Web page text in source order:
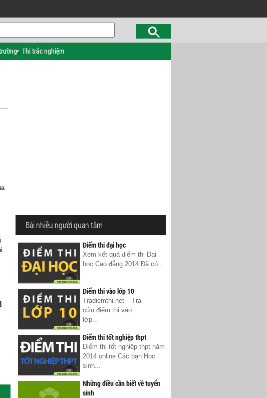
Thi trắc nghiệm
Bài nhiều người quan tâm
Điểm thi đại học
Xem kết quả điểm thi Đại
học Cao đẳng 2014 Đã có...
Điểm thi vào lớp 10
Tradiemthi.net – Tra
cứu điểm thi vào
lớp...
Điểm thi tốt nghiệp thpt
Điểm thi tốt nghiệp thpt năm
2014 online Các bạn Học
sinh...
Những điều cần biết về tuyển
sinh